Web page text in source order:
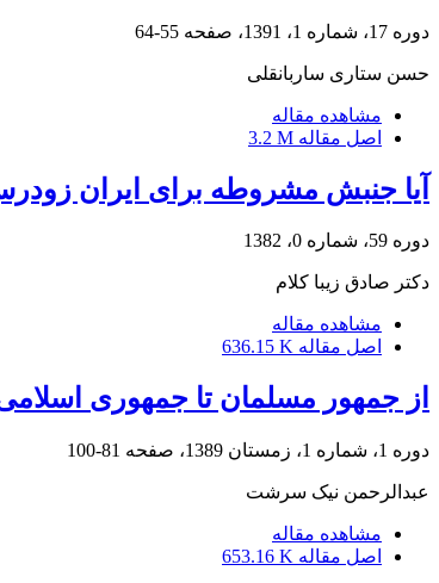
دوره 17، شماره 1، 1391، صفحه 55-64
حسن ستاری ساربانقلی
مشاهده مقاله
اصل مقاله 3.2 M
آیا جنبش مشروطه برای ایران
دوره 59، شماره 0، 1382
دکتر صادق زیبا کلام
مشاهده مقاله
اصل مقاله 636.15 K
از جمهور مسلمان تا جمهوری
دوره 1، شماره 1، زمستان 1389، صفحه 81-100
عبدالرحمن نیک سرشت
مشاهده مقاله
اصل مقاله 653.16 K